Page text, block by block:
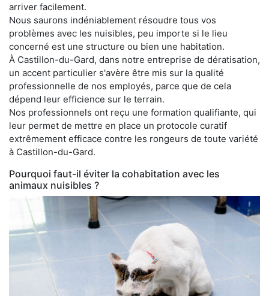
arriver facilement.
Nous saurons indéniablement résoudre tous vos
problèmes avec les nuisibles, peu importe si le lieu
concerné est une structure ou bien une habitation.
À Castillon-du-Gard, dans notre entreprise de dératisation,
un accent particulier s'avère être mis sur la qualité
professionnelle de nos employés, parce que de cela
dépend leur efficience sur le terrain.
Nos professionnels ont reçu une formation qualifiante, qui
leur permet de mettre en place un protocole curatif
extrêmement efficace contre les rongeurs de toute variété
à Castillon-du-Gard.
Pourquoi faut-il éviter la cohabitation avec les
animaux nuisibles ?